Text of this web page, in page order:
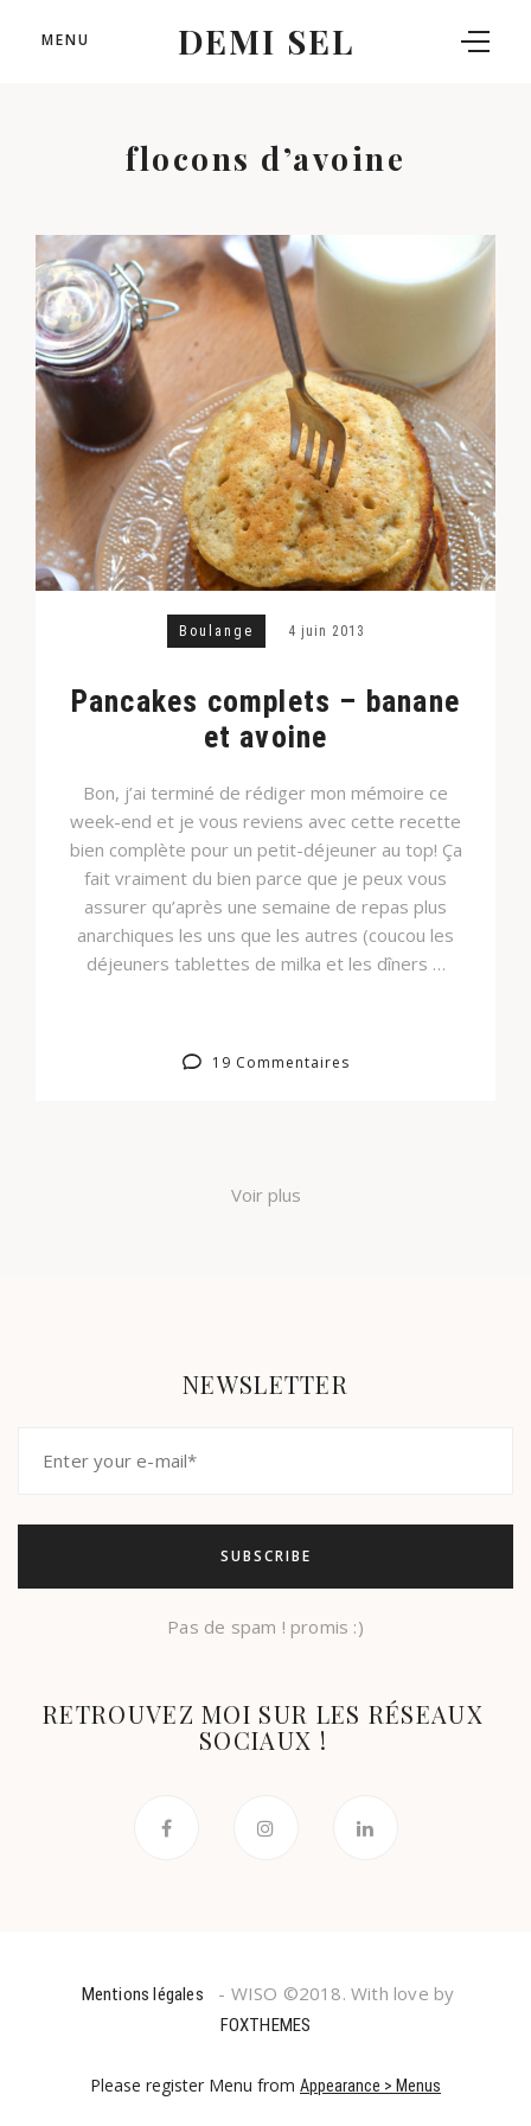
DEMI SEL
MENU
flocons d’avoine
Boulange 4 juin 2013
Pancakes complets – banane
et avoine
Bon, j’ai terminé de rédiger mon mémoire ce
week-end et je vous reviens avec cette recette
bien complète pour un petit-déjeuner au top! Ça
fait vraiment du bien parce que je peux vous
assurer qu’après une semaine de repas plus
anarchiques les uns que les autres (coucou les
déjeuners tablettes de milka et les dîners …
19 Commentaires
Voir plus
NEWSLETTER
Pas de spam ! promis :)
RETROUVEZ MOI SUR LES RÉSEAUX
SOCIAUX !
Mentions légales - WISO ©2018. With love by
FOXTHEMES
Please register Menu from Appearance > Menus